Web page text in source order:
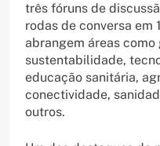
três fóruns de
rodas de conversa em
abrangem áreas
sustentabilidade,
educação sanitária,
conectividade,
outros.